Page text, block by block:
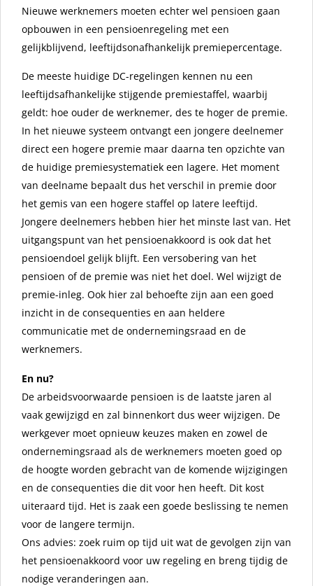
Nieuwe werknemers moeten echter wel pensioen gaan
opbouwen in een pensioenregeling met een
gelijkblijvend, leeftijdsonafhankelijk premiepercentage.
De meeste huidige DC-regelingen kennen nu een
leeftijdsafhankelijke stijgende premiestaffel, waarbij
geldt: hoe ouder de werknemer, des te hoger de premie.
In het nieuwe systeem ontvangt een jongere deelnemer
direct een hogere premie maar daarna ten opzichte van
de huidige premiesystematiek een lagere. Het moment
van deelname bepaalt dus het verschil in premie door
het gemis van een hogere staffel op latere leeftijd.
Jongere deelnemers hebben hier het minste last van. Het
uitgangspunt van het pensioenakkoord is ook dat het
pensioendoel gelijk blijft. Een versobering van het
pensioen of de premie was niet het doel. Wel wijzigt de
premie-inleg. Ook hier zal behoefte zijn aan een goed
inzicht in de consequenties en aan heldere
communicatie met de ondernemingsraad en de
werknemers.
En nu?
De arbeidsvoorwaarde pensioen is de laatste jaren al
vaak gewijzigd en zal binnenkort dus weer wijzigen. De
werkgever moet opnieuw keuzes maken en zowel de
ondernemingsraad als de werknemers moeten goed op
de hoogte worden gebracht van de komende wijzigingen
en de consequenties die dit voor hen heeft. Dit kost
uiteraard tijd. Het is zaak een goede beslissing te nemen
voor de langere termijn.
Ons advies: zoek ruim op tijd uit wat de gevolgen zijn van
het pensioenakkoord voor uw regeling en breng tijdig de
nodige veranderingen aan.